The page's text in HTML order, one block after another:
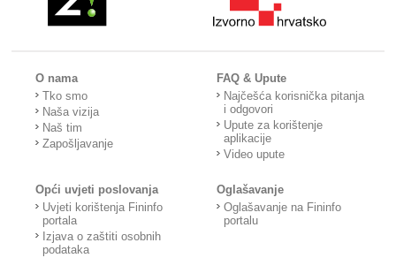
O nama
Tko smo
Naša vizija
Naš tim
Zapošljavanje
FAQ & Upute
Najčešća korisnička pitanja
i odgovori
Upute za korištenje
aplikacije
Video upute
Opći uvjeti poslovanja
Uvjeti korištenja Fininfo
portala
Izjava o zaštiti osobnih
podataka
Oglašavanje
Oglašavanje na Fininfo
portalu